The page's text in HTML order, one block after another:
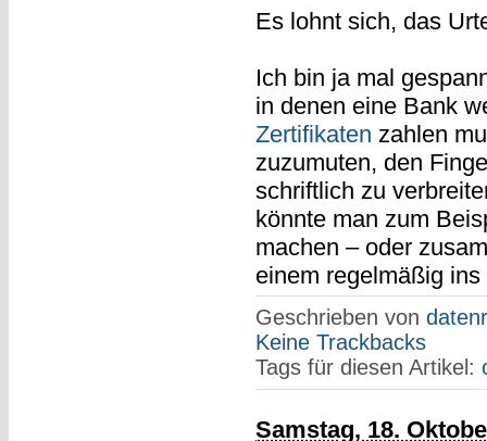
Es lohnt sich, das
Ich bin ja mal
in denen eine Bank
Zertifikaten zahlen
zuzumuten, den
schriftlich zu
könnte man zum
machen – oder
einem regelmäßig
Geschrieben von
Keine Trackbacks
Tags für diesen Artikel:
Samstag, 18.